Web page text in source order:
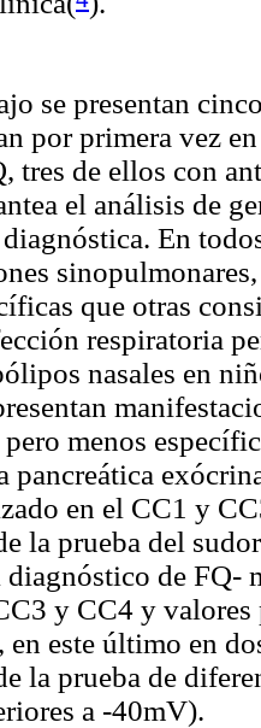
se presentan
por primera vez
tres de ellos con
el análisis de
En
que otras
respiratoria
nasales en
menos
pancreática
en el CC1 y
la prueba del
de FQ-
y CC4 y
en este último en
la prueba de
a -40mV).